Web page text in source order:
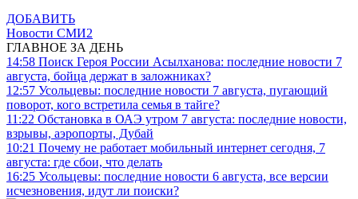
ДОБАВИТЬ
Новости СМИ2
ГЛАВНОЕ ЗА ДЕНЬ
14:58 Поиск Героя России Асылханова: последние новости 7
августа, бойца держат в заложниках?
12:57 Усольцевы: последние новости 7 августа, пугающий
поворот, кого встретила семья в тайге?
11:22 Обстановка в ОАЭ утром 7 августа: последние новости,
взрывы, аэропорты, Дубай
10:21 Почему не работает мобильный интернет сегодня, 7
августа: где сбои, что делать
16:25 Усольцевы: последние новости 6 августа, все версии
исчезновения, идут ли поиски?